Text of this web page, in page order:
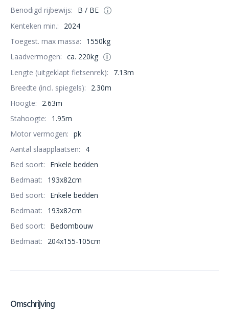
Benodigd rijbewijs:
B / BE
Kenteken min.:
2024
Toegest. max massa:
1550kg
Laadvermogen: ca. 220kg
Lengte (uitgeklapt fietsenrek):
7.13m
Breedte (incl. spiegels):
2.30m
Hoogte:
2.63m
Stahoogte:
1.95m
Motor vermogen: pk
Aantal slaapplaatsen:
4
Bed soort:
Enkele bedden
Bedmaat:
193x82cm
Bed soort:
Enkele bedden
Bedmaat:
193x82cm
Bed soort:
Bedombouw
Bedmaat:
204x155-105cm
Omschrijving